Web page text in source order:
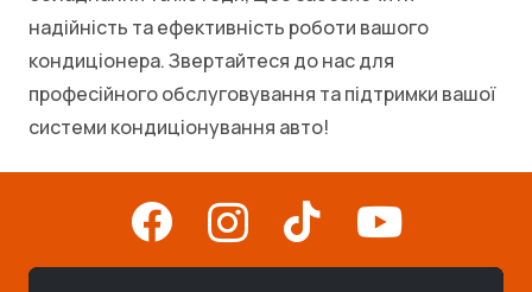
надійність та ефективність роботи вашого
кондиціонера. Звертайтеся до нас для
професійного обслуговування та підтримки вашої
системи кондиціонування авто!